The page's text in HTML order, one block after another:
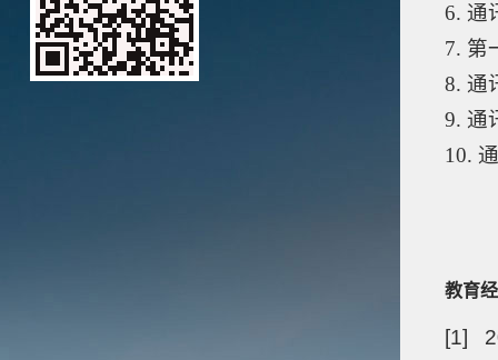
6. 通
7. 第
8. 通
9. 通
10.
教育
[1]